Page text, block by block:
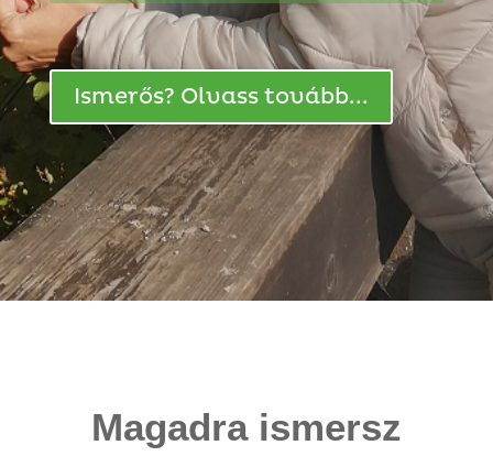
Ismerős? Olvass tovább...
Magadra ismersz